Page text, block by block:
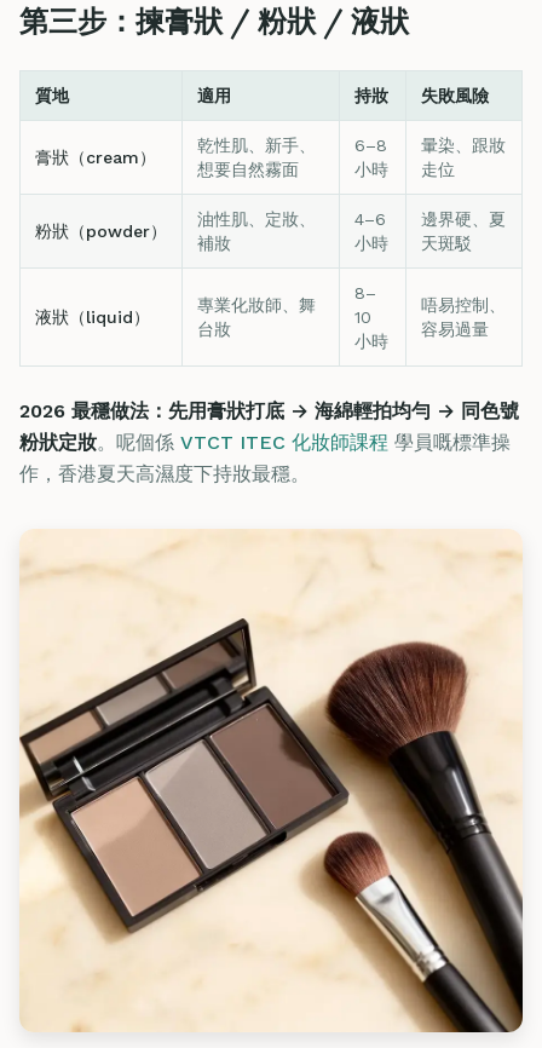
第三步：揀膏狀 / 粉狀 / 液狀
質地 適用 持妝 失敗風險
膏狀（cream）
乾性肌、新手、
想要自然霧面
6–8
小時
暈染、跟妝
走位
粉狀（powder）
油性肌、定妝、
補妝
4–6
小時
邊界硬、夏
天斑駁
液狀（liquid）
專業化妝師、舞
台妝
8–
10
小時
唔易控制、
容易過量
2026 最穩做法：先用膏狀打底 → 海綿輕拍均勻 → 同色號
粉狀定妝。呢個係 VTCT ITEC 化妝師課程 學員嘅標準操
作，香港夏天高濕度下持妝最穩。